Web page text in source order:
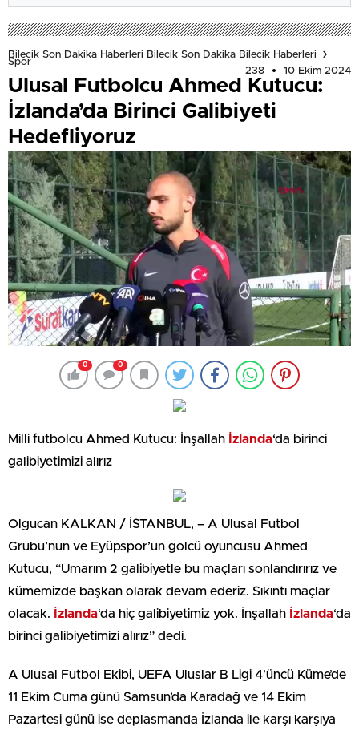
Bilecik Son Dakika Haberleri Bilecik Son Dakika Bilecik Haberleri
Spor
238
10 Ekim 2024
Ulusal Futbolcu Ahmed Kutucu:
İzlanda’da Birinci Galibiyeti
Hedefliyoruz
0 0
Milli futbolcu Ahmed Kutucu: İnşallah İzlanda‘da birinci
galibiyetimizi alırız
Olgucan KALKAN / İSTANBUL, – A Ulusal Futbol
Grubu’nun ve Eyüpspor’un golcü oyuncusu Ahmed
Kutucu, “Umarım 2 galibiyetle bu maçları sonlandırırız ve
kümemizde başkan olarak devam ederiz. Sıkıntı maçlar
olacak.
İzlanda‘da hiç galibiyetimiz yok. İnşallah İzlanda‘da
birinci galibiyetimizi alırız” dedi.
A Ulusal Futbol Ekibi, UEFA Uluslar B Ligi 4’üncü Küme’de
11 Ekim Cuma günü Samsun’da Karadağ ve 14 Ekim
Pazartesi günü ise deplasmanda İzlanda ile karşı karşıya